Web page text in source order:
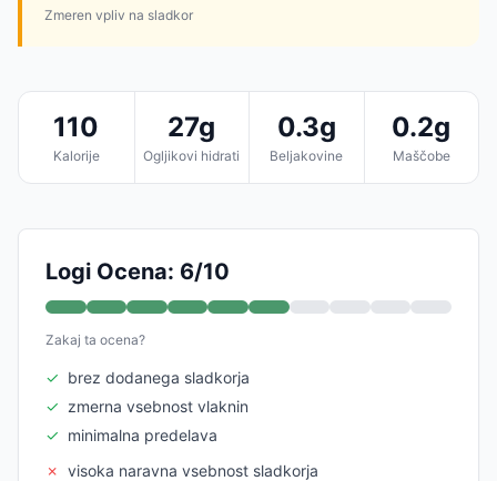
Zmeren vpliv na sladkor
110
Kalorije
27g
Ogljikovi hidrati
0.3g
Beljakovine
0.2g
Maščobe
Logi Ocena: 6/10
Zakaj ta ocena?
✓ brez dodanega sladkorja
✓ zmerna vsebnost vlaknin
✓ minimalna predelava
✗ visoka naravna vsebnost sladkorja